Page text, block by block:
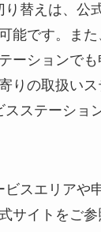
替えは、公
能です。ま
ーションで
りの取扱い
スステーショ
スエリアや
サイトをご参